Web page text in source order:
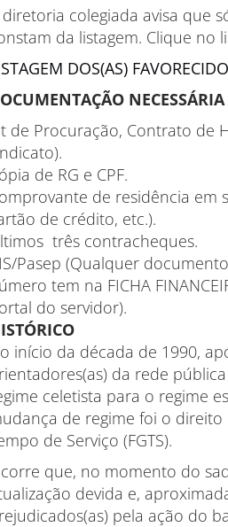
diretoria colegiada avisa que
da listagem. Clique no
DOS(AS)
de Procuração, Contrato de
de RG e CPF.
de residência
de crédito, etc.).
três contracheques.
Pasep (Qualquer
tem na FICHA
do servidor).
início da década de 1990,
da rede
celetista para o regime
de regime foi o
de Serviço (FGTS).
que, no momento do
devida e,
pela ação do